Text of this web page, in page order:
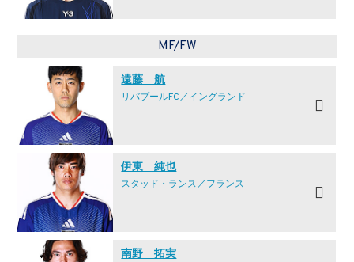
MF/FW
遠藤 航
リバプールFC／イングランド
伊東 純也
スタッド・ランス／フランス
南野 拓実